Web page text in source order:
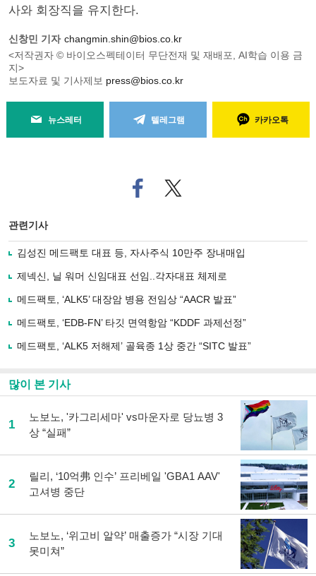
사와 회장직을 유지한다.
신창민 기자 changmin.shin@bios.co.kr
<저작권자 © 바이오스펙테이터 무단전재 및 재배포, AI학습 이용 금
지>
보도자료 및 기사제보 press@bios.co.kr
뉴스레터 텔레그램 카카오톡
페
이
로
기
사
유
기
트위
터로
관련기사
김성진 메드팩토 대표 등, 자사주식 10만주 장내매입
제넥신, 닐 워머 신임대표 선임..각자대표 체제로
메드팩토, ‘ALK5’ 대장암 병용 전임상 “AACR 발표”
메드팩토, ‘EDB-FN’ 타깃 면역항암 “KDDF 과제선정”
메드팩토, ‘ALK5 저해제’ 골육종 1상 중간 “SITC 발표”
많이 본 기사
1
노보노, '카그리세마' vs마운자로 당뇨병 3
상 “실패”
2
릴리, ‘10억弗 인수’ 프리베일 'GBA1 AAV'
고셔병 중단
3
노보노, ‘위고비 알약’ 매출증가 “시장 기대
못미쳐”